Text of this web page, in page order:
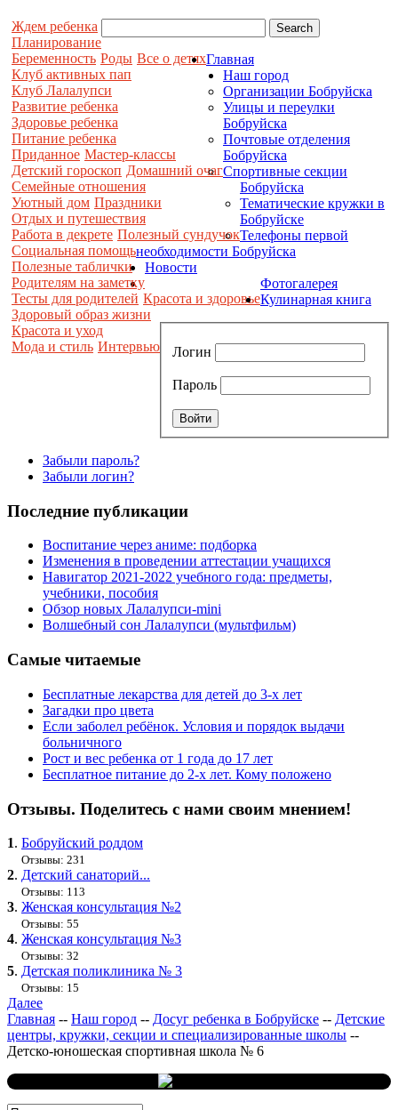
Ждем ребенка
Планирование
Беременность Роды Все о детях
Клуб активных пап
Клуб Лалалупси
Развитие ребенка
Здоровье ребенка
Питание ребенка
Приданное Мастер-классы
Детский гороскоп Домашний очаг
Семейные отношения
Уютный дом Праздники
Отдых и путешествия
Работа в декрете Полезный сундучок
Социальная помощь
Полезные таблички
Родителям на заметку
Тесты для родителей Красота и здоровье
Здоровый образ жизни
Красота и уход
Мода и стиль Интервью
Главная
Наш город
Организации Бобруйска
Улицы и переулки
Бобруйска
Почтовые отделения
Бобруйска
Спортивные секции
Бобруйска
Тематические кружки в
Бобруйске
Телефоны первой
необходимости Бобруйска
Новости
Фотогалерея
Кулинарная книга
Логин
Пароль
Забыли пароль?
Забыли логин?
Последние публикации
Воспитание через аниме: подборка
Изменения в проведении аттестации учащихся
Навигатор 2021-2022 учебного года: предметы,
учебники, пособия
Обзор новых Лалалупси-mini
Волшебный сон Лалалупси (мультфильм)
Самые читаемые
Бесплатные лекарства для детей до 3-х лет
Загадки про цвета
Если заболел ребёнок. Условия и порядок выдачи
больничного
Рост и вес ребенка от 1 года до 17 лет
Бесплатное питание до 2-х лет. Кому положено
Отзывы. Поделитесь с нами своим мнением!
1. Бобруйский роддом
Отзывы: 231
2. Детский санаторий...
Отзывы: 113
3. Женская консультация №2
Отзывы: 55
4. Женская консультация №3
Отзывы: 32
5. Детская поликлиника № 3
Отзывы: 15
Далее
Главная -- Наш город -- Досуг ребенка в Бобруйске -- Детские
центры, кружки, секции и специализированные школы --
Детско-юношеская спортивная школа № 6